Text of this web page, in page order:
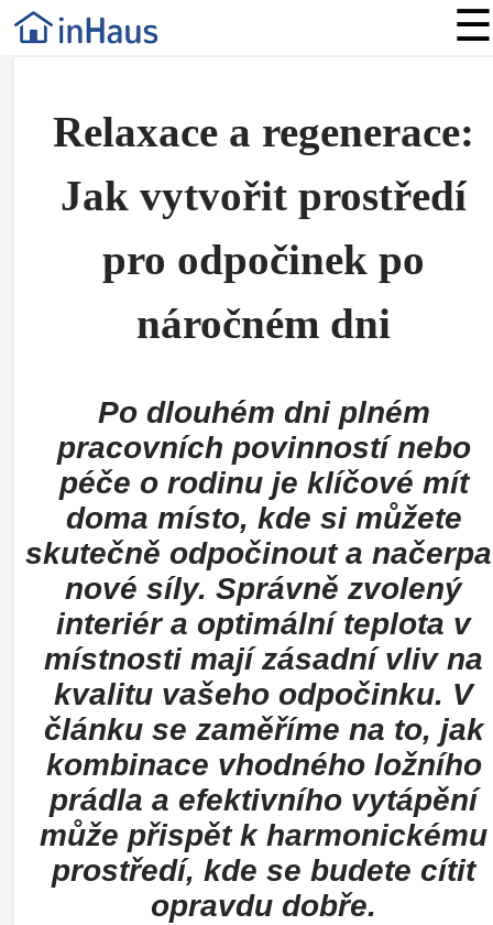
☰
Relaxace a regenerace:
Jak vytvořit prostředí
pro odpočinek po
náročném dni
Po dlouhém dni plném
pracovních povinností nebo
péče o rodinu je klíčové mít
doma místo, kde si můžete
skutečně odpočinout a
nové síly. Správně zvolený
interiér a optimální teplota v
místnosti mají zásadní vliv na
kvalitu vašeho odpočinku. V
článku se zaměříme na to, jak
kombinace vhodného ložního
prádla a efektivního vytápění
může přispět k harmonickému
prostředí, kde se budete cítit
opravdu dobře.